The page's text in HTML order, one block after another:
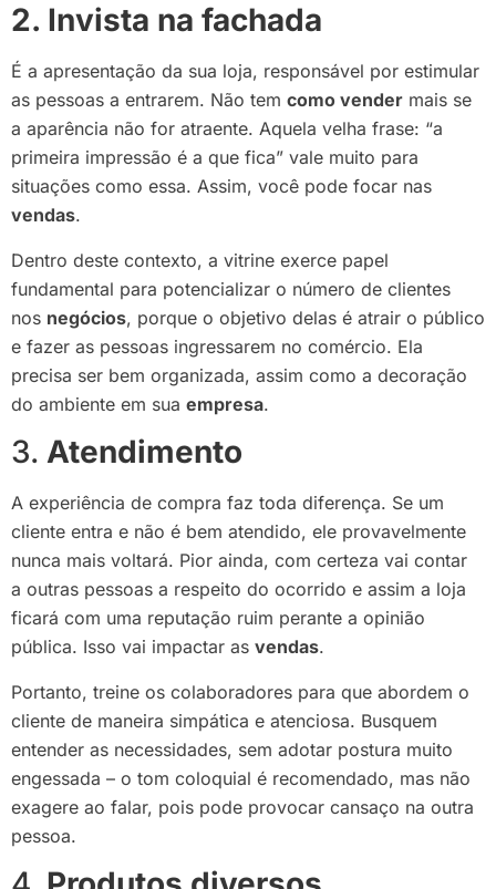
2. Invista na fachada
É a apresentação da sua loja, responsável por estimular
as pessoas a entrarem. Não tem como vender mais se
a aparência não for atraente. Aquela velha frase: “a
primeira impressão é a que fica” vale muito para
situações como essa. Assim, você pode focar nas
vendas.
Dentro deste contexto, a vitrine exerce papel
fundamental para potencializar o número de clientes
nos negócios, porque o objetivo delas é atrair o público
e fazer as pessoas ingressarem no comércio. Ela
precisa ser bem organizada, assim como a decoração
do ambiente em sua empresa.
3. Atendimento
A experiência de compra faz toda diferença. Se um
cliente entra e não é bem atendido, ele provavelmente
nunca mais voltará. Pior ainda, com certeza vai contar
a outras pessoas a respeito do ocorrido e assim a loja
ficará com uma reputação ruim perante a opinião
pública. Isso vai impactar as vendas.
Portanto, treine os colaboradores para que abordem o
cliente de maneira simpática e atenciosa. Busquem
entender as necessidades, sem adotar postura muito
engessada – o tom coloquial é recomendado, mas não
exagere ao falar, pois pode provocar cansaço na outra
pessoa.